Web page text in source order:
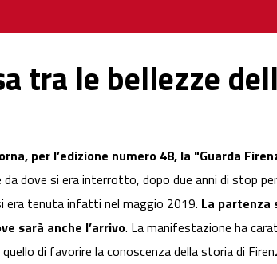
tra le bellezze
per l’edizione numero 48, la "Guarda
da dove si era interrotto, dopo due anni di stop per
era tenuta infatti nel maggio 2019. La partenza
sarà anche l’arrivo. La manifestazione ha
di favorire la conoscenza della storia di